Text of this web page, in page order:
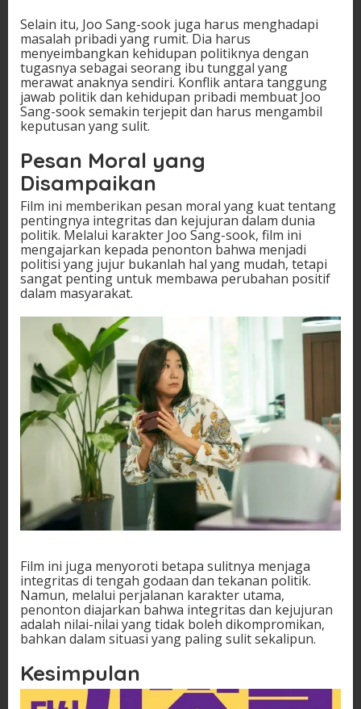
Selain itu, Joo Sang-sook juga harus menghadapi
masalah pribadi yang rumit. Dia harus
menyeimbangkan kehidupan politiknya dengan
tugasnya sebagai seorang ibu tunggal yang
merawat anaknya sendiri. Konflik antara tanggung
jawab politik dan kehidupan pribadi membuat Joo
Sang-sook semakin terjepit dan harus mengambil
keputusan yang sulit.
Pesan Moral yang
Disampaikan
Film ini memberikan pesan moral yang kuat tentang
pentingnya integritas dan kejujuran dalam dunia
politik. Melalui karakter Joo Sang-sook, film ini
mengajarkan kepada penonton bahwa menjadi
politisi yang jujur bukanlah hal yang mudah, tetapi
sangat penting untuk membawa perubahan positif
dalam masyarakat.
Film ini juga menyoroti betapa sulitnya menjaga
integritas di tengah godaan dan tekanan politik.
Namun, melalui perjalanan karakter utama,
penonton diajarkan bahwa integritas dan kejujuran
adalah nilai-nilai yang tidak boleh dikompromikan,
bahkan dalam situasi yang paling sulit sekalipun.
Kesimpulan